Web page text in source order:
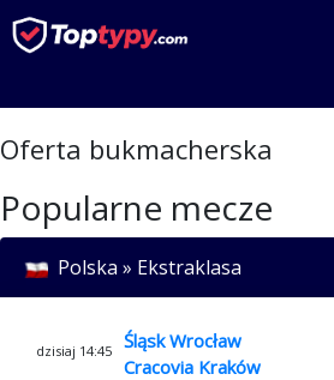
Oferta bukmacherska
Popularne mecze
Polska » Ekstraklasa
dzisiaj 14:45
Śląsk Wrocław
Cracovia Kraków